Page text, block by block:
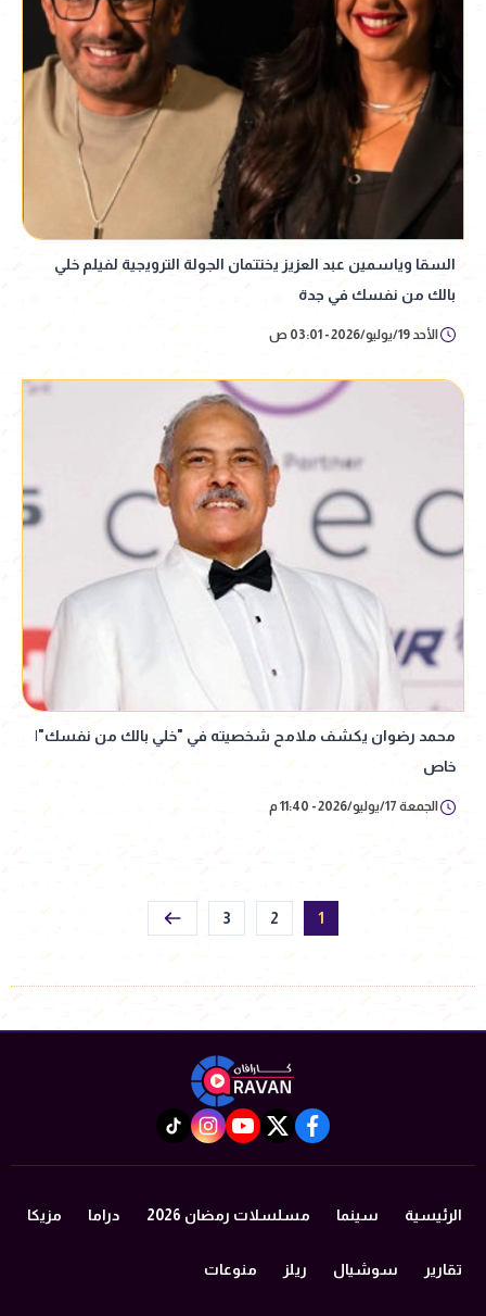
السقا وياسمين عبد العزيز يختتمان الجولة الترويجية لفيلم خلي
بالك من نفسك في جدة
الأحد 19/يوليو/2026 - 03:01 ص
محمد رضوان يكشف ملامح شخصيته في "خلي بالك من نفسك"|
خاص
الجمعة 17/يوليو/2026 - 11:40 م
1
2
3
facebook
twitter
youtube
instagram
tiktok
الرئيسية سينما مسلسلات رمضان 2026 دراما مزيكا
تقارير سوشيال ريلز منوعات